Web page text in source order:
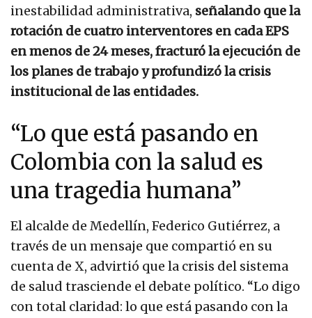
inestabilidad administrativa, señalando que la
rotación de cuatro interventores en cada EPS
en menos de 24 meses, fracturó la ejecución de
los planes de trabajo y profundizó la crisis
institucional de las entidades.
“Lo que está pasando en
Colombia con la salud es
una tragedia humana”
El alcalde de Medellín, Federico Gutiérrez, a
través de un mensaje que compartió en su
cuenta de X, advirtió que la crisis del sistema
de salud trasciende el debate político. “Lo digo
con total claridad: lo que está pasando con la